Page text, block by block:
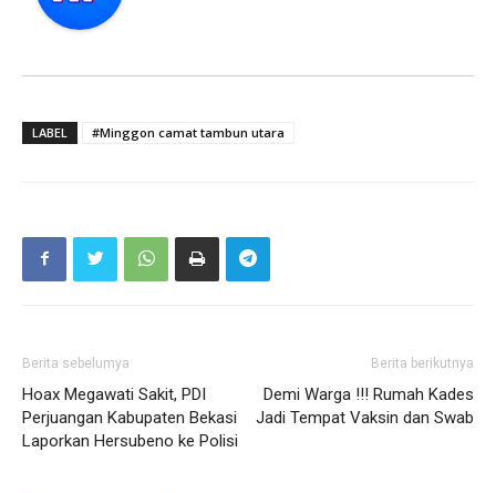
LABEL #Minggon camat tambun utara
Berita sebelumya
Hoax Megawati Sakit, PDI
Perjuangan Kabupaten Bekasi
Laporkan Hersubeno ke Polisi
Berita berikutnya
Demi Warga !!! Rumah Kades
Jadi Tempat Vaksin dan Swab